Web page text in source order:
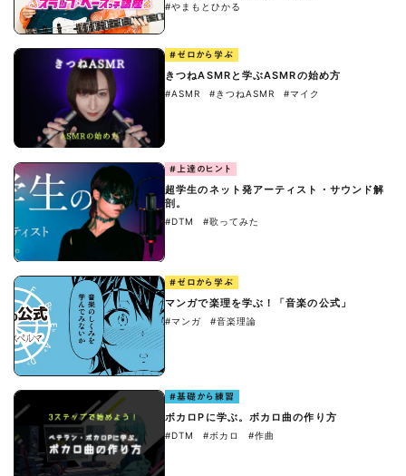
#やまもとひかる
#ゼロから学ぶ
きつねASMRと学ぶASMRの始め方
#ASMR #きつねASMR #マイク
#上達のヒント
超学生のネット発アーティスト・サウンド解
剖。
#DTM #歌ってみた
#ゼロから学ぶ
マンガで楽理を学ぶ！「音楽の公式」
#マンガ #音楽理論
#基礎から練習
ボカロPに学ぶ。ボカロ曲の作り方
#DTM #ボカロ #作曲